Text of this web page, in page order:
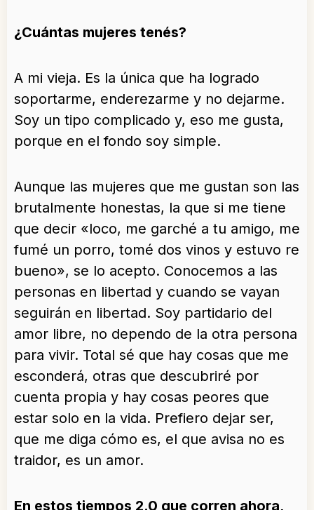
¿Cuántas mujeres tenés?
A mi vieja. Es la única que ha logrado
soportarme, enderezarme y no dejarme.
Soy un tipo complicado y, eso me gusta,
porque en el fondo soy simple.
Aunque las mujeres que me gustan son las
brutalmente honestas, la que si me tiene
que decir «loco, me garché a tu amigo, me
fumé un porro, tomé dos vinos y estuvo re
bueno», se lo acepto. Conocemos a las
personas en libertad y cuando se vayan
seguirán en libertad. Soy partidario del
amor libre, no dependo de la otra persona
para vivir. Total sé que hay cosas que me
esconderá, otras que descubriré por
cuenta propia y hay cosas peores que
estar solo en la vida. Prefiero dejar ser,
que me diga cómo es, el que avisa no es
traidor, es un amor.
En estos tiempos 2.0 que corren ahora,